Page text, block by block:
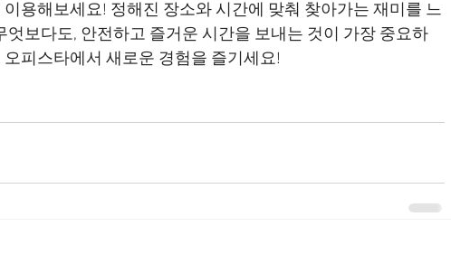
용해보세요! 정해진 장소와 시간에 맞춰 찾아가는 재미를 느
엇보다도, 안전하고 즐거운 시간을 보내는 것이 가장 중요하